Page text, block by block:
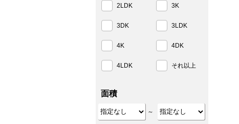
2LDK 3K
3DK 3LDK
4K 4DK
4LDK それ以上
面積
～